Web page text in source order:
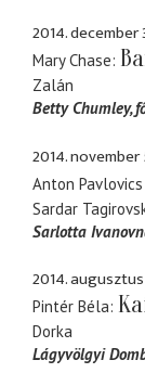
2014. december
Mary Chase
Zalán
Betty Chumley
2014. november
Anton
Sardar
Sarlotta
2014. augusztus
Pintér Béla
Dorka
Lágyvölgyi